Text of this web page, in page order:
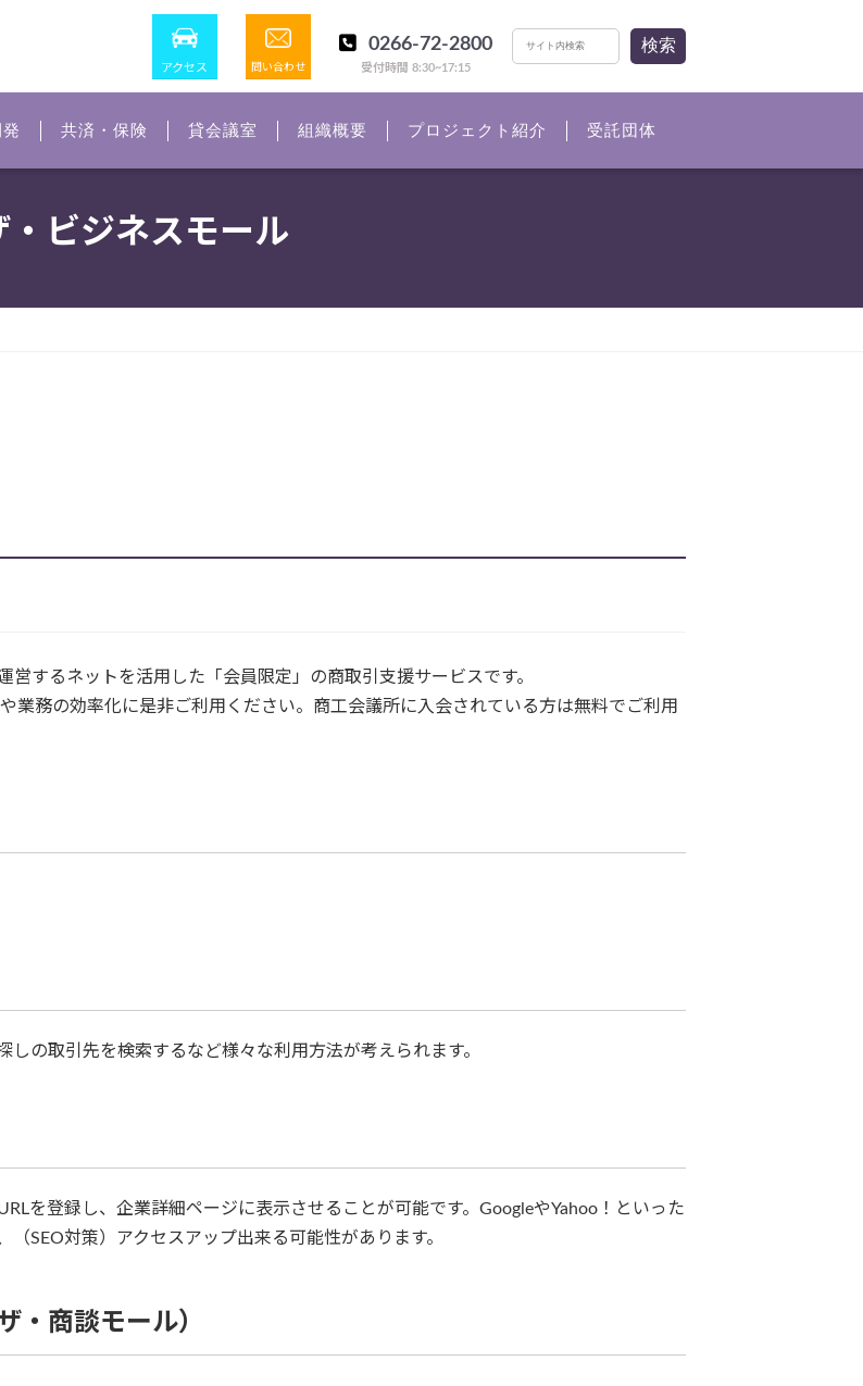
アクセス 問い合わせ
0266-72-2800
受付時間 8:30~17:15
検索
共済・保険 貸会議室 組織概要 プロジェクト紹介 受託団体
・ビジネスモール
するネットを活用した「会員限定」の商取引支援サービスです。
業務の効率化に是非ご利用ください。商工会議所に入会されている方は無料でご利用
の取引先を検索するなど様々な利用方法が考えられます。
を登録し、企業詳細ページに表示させることが可能です。GoogleやYahoo！といった
SEO対策）アクセスアップ出来る可能性があります。
・商談モール）